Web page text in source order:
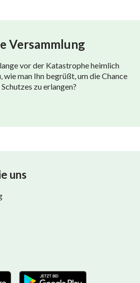
Versammlung
vor der Katastrophe heimlich
man Ihn begrüßt, um die Chance
Schutzes zu erlangen?
uns